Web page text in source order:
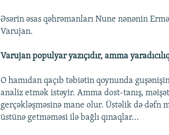
Əsərin əsas qəhrəmanları Nune nənənin
Varujan.
Varujan populyar yazıçıdır, amma
O hamıdan qaçıb təbiətin qoynunda
analiz etmək istəyir. Amma dost-tanış,
gerçəkləşməsinə mane olur. Üstəlik də dəfn
üstünə getməməsi ilə bağlı qınaqlar...